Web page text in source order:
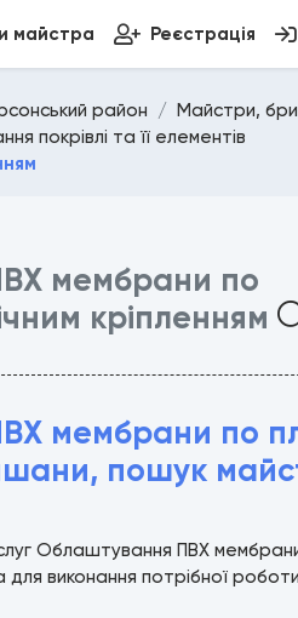
майстра Реєстрація
район
Майстри,
покрівлі та її елементів
мембрани по
кріпленням
мембрани по
пошук
Облаштування ПВХ
виконання потрібної